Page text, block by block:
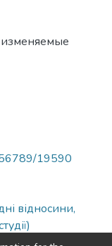
изменяемые
19590
відносини,